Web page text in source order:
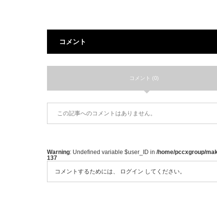
コメント
コメント (0)
この記事へのコメントはありません。
Warning: Undefined variable $user_ID in /home/pccxgroup/
137
コメントするためには、
ログイン してください。